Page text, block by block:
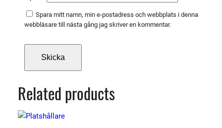
Spara mitt namn, min e-postadress och webbplats i denna
webbläsare till nästa gång jag skriver en kommentar.
Related products